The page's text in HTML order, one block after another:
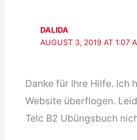
DALIDA
AUGUST 3, 2019 AT 1:07
Danke für Ihre Hilfe. Ich
Website überflogen.
Telc B2 Ubüngsbuch